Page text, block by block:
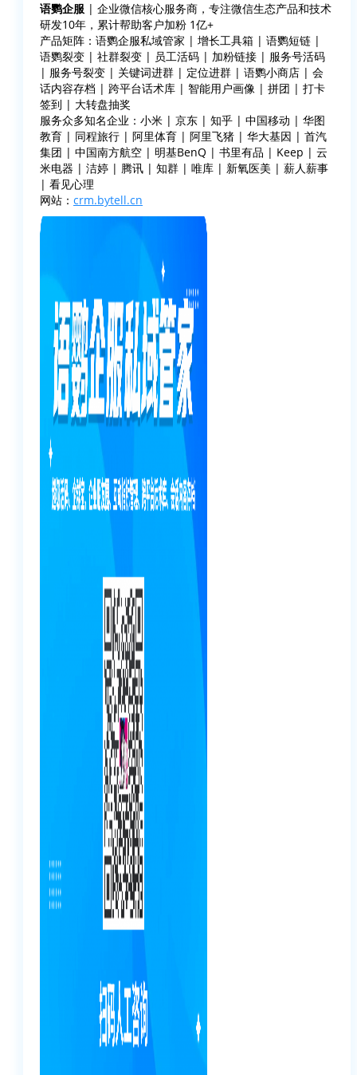
语鹦企服 | 企业微信核心服务商，专注微信生态产品和技术
研发10年，累计帮助客户加粉 1亿+
产品矩阵：语鹦企服私域管家 | 增长工具箱 | 语鹦短链 |
语鹦裂变 | 社群裂变 | 员工活码 | 加粉链接 | 服务号活码
| 服务号裂变 | 关键词进群 | 定位进群 | 语鹦小商店 | 会
话内容存档 | 跨平台话术库 | 智能用户画像 | 拼团 | 打卡
签到 | 大转盘抽奖
服务众多知名企业：小米 | 京东 | 知乎 | 中国移动 | 华图
教育 | 同程旅行 | 阿里体育 | 阿里飞猪 | 华大基因 | 首汽
集团 | 中国南方航空 | 明基BenQ | 书里有品 | Keep | 云
米电器 | 洁婷 | 腾讯 | 知群 | 唯库 | 新氧医美 | 薪人薪事
| 看见心理
网站： crm.bytell.cn